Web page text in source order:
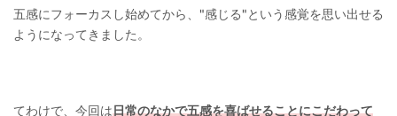
五感にフォーカスし始めてから、"感じる"という感覚を思い出せる
ようになってきました。
てわけで、今回は日常のなかで五感を喜ばせることにこだわって